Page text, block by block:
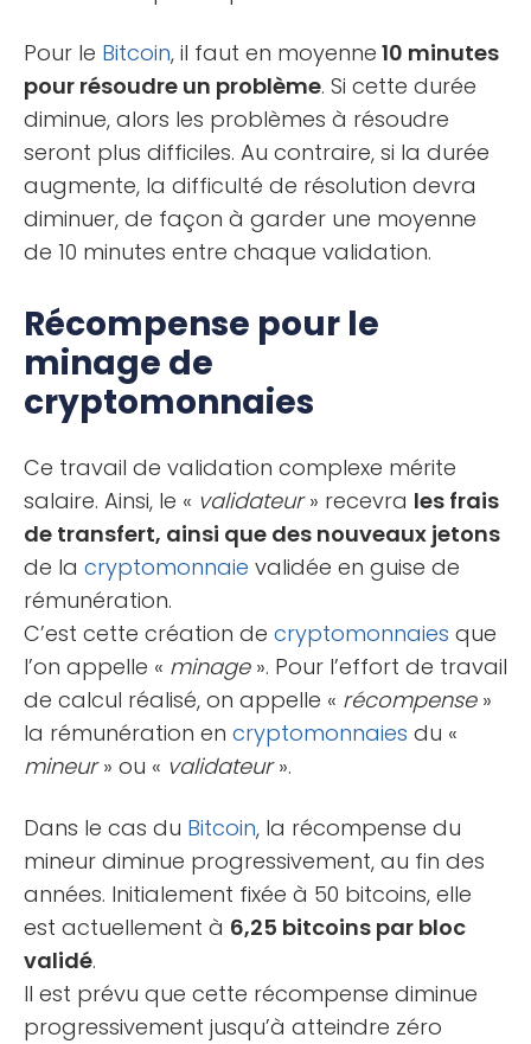
Pour le Bitcoin, il faut en moyenne 10 minutes
pour résoudre un problème. Si cette durée
diminue, alors les problèmes à résoudre
seront plus difficiles. Au contraire, si la durée
augmente, la difficulté de résolution devra
diminuer, de façon à garder une moyenne
de 10 minutes entre chaque validation.
Récompense pour le
minage de
cryptomonnaies
Ce travail de validation complexe mérite
salaire. Ainsi, le « validateur» recevra les frais
de transfert, ainsi que des nouveaux jetons
de la cryptomonnaie validée en guise de
rémunération.
C’est cette création de cryptomonnaies que
l’on appelle « minage». Pour l’effort de travail
de calcul réalisé, on appelle « récompense»
la rémunération en cryptomonnaies du «
mineur» ou « validateur».
Dans le cas du Bitcoin, la récompense du
mineur diminue progressivement, au fin des
années. Initialement fixée à 50 bitcoins, elle
est actuellement à 6,25 bitcoins par bloc
validé.
Il est prévu que cette récompense diminue
progressivement jusqu’à atteindre zéro